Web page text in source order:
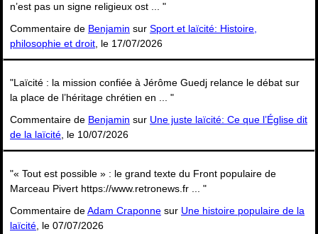
n’est pas un signe religieux ost ... "
Commentaire de Benjamin sur Sport et laïcité: Histoire,
philosophie et droit , le 17/07/2026
"Laïcité : la mission confiée à Jérôme Guedj relance le débat sur
la place de l’héritage chrétien en ... "
Commentaire de Benjamin sur Une juste laïcité: Ce que l’Église dit
de la laïcité , le 10/07/2026
"« Tout est possible » : le grand texte du Front populaire de
Marceau Pivert https://www.retronews.fr ... "
Commentaire deAdam Craponne sur Une histoire populaire de la
laïcité , le 07/07/2026